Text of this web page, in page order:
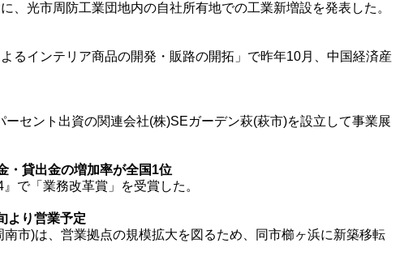
光市周防工業団地内の自社所有地での工業新増設を発表した。
るインテリア商品の開発・販路の開拓」で昨年10月、中国経済産
セント出資の関連会社(株)SEガーデン萩(萩市)を設立して事業展
・貸出金の増加率が全国1位
で「業務改革賞」を受賞した。
より営業予定
市)は、営業拠点の規模拡大を図るため、同市櫛ヶ浜に新築移転